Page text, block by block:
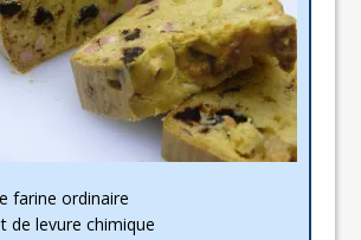
farine ordinaire
de levure chimique